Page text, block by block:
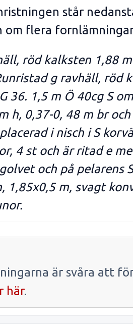
står
flera
röd kalksten 1,88
g ravhäll, röd
36. 1,5 m Ö 40cg S
h, 0,37-0, 48 m br
i nisch i S
4 st och är ritad e
och på pelarens
1,85x0,5 m, svagt
är svåra att
här.